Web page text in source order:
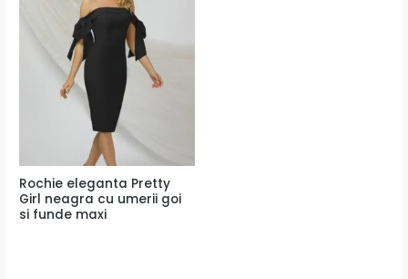
Rochie eleganta Pretty
Girl neagra cu umerii goi
si funde maxi